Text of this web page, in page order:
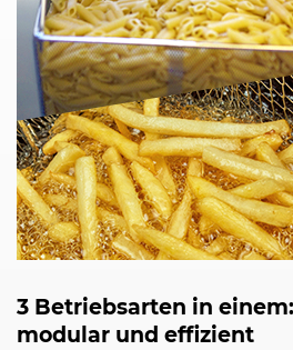
3 Betriebsarten in einem:
modular und effizient